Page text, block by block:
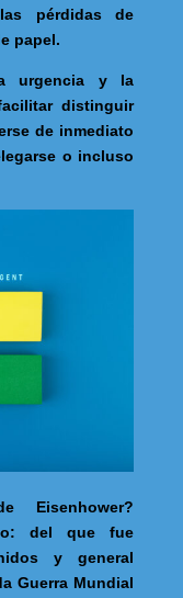
pérdidas de
papel.
urgencia y la
distinguir
de inmediato
o incluso
del que fue
y general
Guerra Mundial